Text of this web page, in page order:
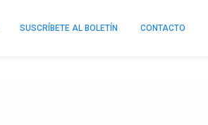
SUSCRÍBETE AL BOLETÍN CONTACTO